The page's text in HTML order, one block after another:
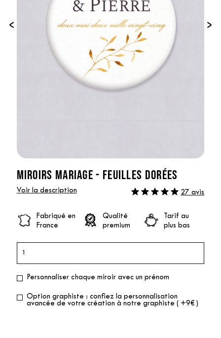
‹ ›
MIROIRS MARIAGE - FEUILLES DORÉES
Voir la description 27 avis
Fabriqué en
France
Qualité
premium
Tarif au
plus bas
Personnaliser chaque miroir avec un prénom
Option graphiste : confiez la personnalisation
avancée de votre création à notre graphiste ( +9€ )